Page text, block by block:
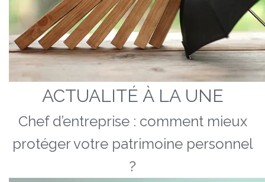
ACTUALITÉ À LA UNE
Chef d’entreprise : comment mieux
protéger votre patrimoine personnel
?